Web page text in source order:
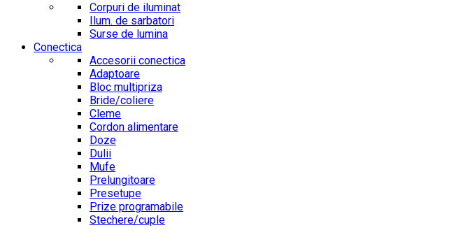
Corpuri de iluminat
Ilum. de sarbatori
Surse de lumina
Conectica
Accesorii conectica
Adaptoare
Bloc multipriza
Bride/coliere
Cleme
Cordon alimentare
Doze
Dulii
Mufe
Prelungitoare
Presetupe
Prize programabile
Stechere/cuple